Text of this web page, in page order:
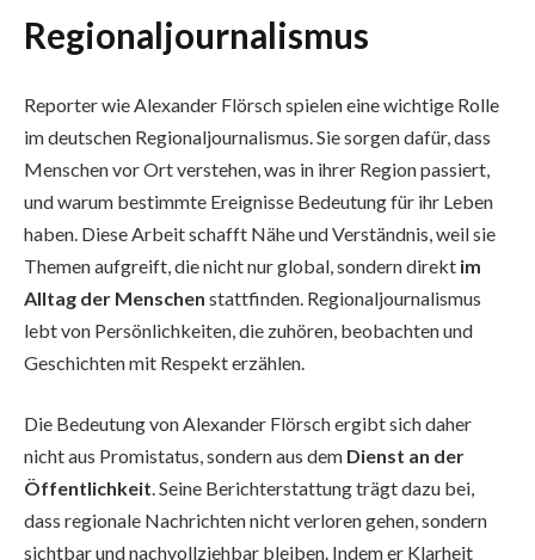
Regionaljournalismus
Reporter wie Alexander Flörsch spielen eine wichtige Rolle
im deutschen Regionaljournalismus. Sie sorgen dafür, dass
Menschen vor Ort verstehen, was in ihrer Region passiert,
und warum bestimmte Ereignisse Bedeutung für ihr Leben
haben. Diese Arbeit schafft Nähe und Verständnis, weil sie
Themen aufgreift, die nicht nur global, sondern direkt im
Alltag der Menschen stattfinden. Regionaljournalismus
lebt von Persönlichkeiten, die zuhören, beobachten und
Geschichten mit Respekt erzählen.
Die Bedeutung von Alexander Flörsch ergibt sich daher
nicht aus Promistatus, sondern aus dem Dienst an der
Öffentlichkeit. Seine Berichterstattung trägt dazu bei,
dass regionale Nachrichten nicht verloren gehen, sondern
sichtbar und nachvollziehbar bleiben. Indem er Klarheit